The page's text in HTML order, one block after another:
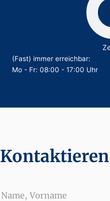
(Fast) immer erreichbar:
Mo - Fr: 08:00 - 17:00 Uhr
Kontaktieren
Name, Vorname